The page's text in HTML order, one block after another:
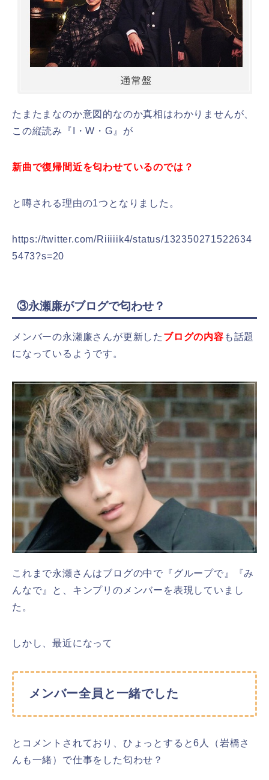
たまたまなのか意図的なのか真相はわかりませんが、
この縦読み『I・W・G』が
新曲で復帰間近を匂わせているのでは？
と噂される理由の1つとなりました。
https://twitter.com/Riiiiik4/status/132350271522634
5473?s=20
③永瀬廉がブログで匂わせ？
メンバーの永瀬廉さんが更新した ブログの内容 も話題
になっているようです。
これまで永瀬さんはブログの中で『グループで』『み
んなで』と、キンプリのメンバーを表現していまし
た。
しかし、最近になって
メンバー全員と一緒でした
とコメントされており、ひょっとすると6人（岩橋さ
んも一緒）で仕事をした匂わせ？